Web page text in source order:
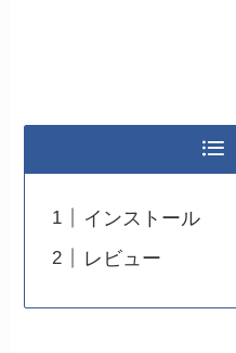
インストール
レビュー